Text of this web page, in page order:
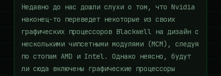
Недавно до нас дошли слухи о том, что Nvidia
наконец-то переведет некоторые из своих
графических процессоров Blackwell на дизайн с
несколькими чипсетными модулями (MCM), следуя
по стопам AMD и Intel. Однако неясно, будут
ли сюда включены графические процессоры